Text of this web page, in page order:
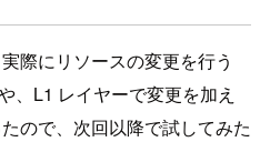
際にリソースの変更を行う
、L1 レイヤーで変更を加え
ので、次回以降で試してみた